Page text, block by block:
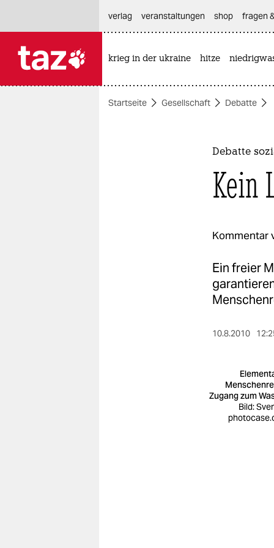
themen
verlag
veranstaltungen shop fragen
krieg in der ukraine hitze
Startseite Gesellschaft Debatte
Debatte
Kein
Kommentar
Ein freier
10.8.2010
Zugang zum
Bild: